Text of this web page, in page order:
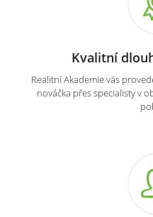
Kvalitní
Realitní Akademie vás
nováčka přes specialisty v